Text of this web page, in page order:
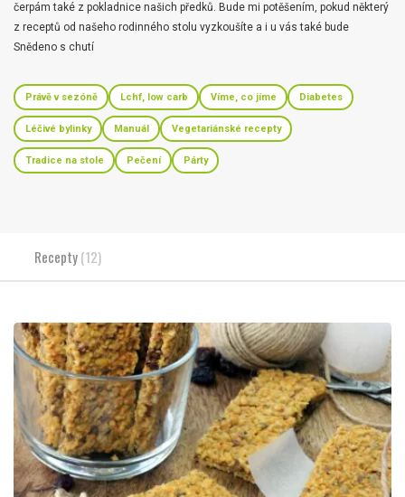
čerpám také z pokladnice našich předků. Bude mi potěšením, pokud některý
z receptů od našeho rodinného stolu vyzkoušíte a i u vás také bude
Snědeno s chutí
Právě v sezóně Lchf, low carb Víme, co jíme Diabetes
Léčivé bylinky Manuál Vegetariánské recepty
Tradice na stole Pečení Párty
Recepty(12)